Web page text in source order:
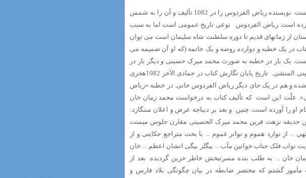
این کتاب تألیف محمد میرک بن مسعود الحسینى است. نویسنده ریاض الفردوس را در 1082 تألیف و آن را به شمس
کرده است. ریاض الفردوس
نوعی تاریخ عمومى است اما به سبب
از زمانهاى قدیم تا دوره سلطنت شاه سلیمان است می توان
در یک خطبه و دوازده روضه و یک خاتمه (که او آن ضمیمه می
یک بار در خطبه به صورت محمد میرک حسینى و دیگر بار در
انتهای کتاب به صورت محمد میرک بن مسعود حسینى المنشى. تاریخ پایان نگارش کتاب در جمادى الآخر 1082هجری
و هم در یک جای دیگر ریاض الفردوس خانی. در خطبه «ریاض
علّت این است که تألیف کتاب به درخواست محمد زمان خان
او را آورده است، چنین: و بعد بر دیباچه عرض و اعلان مى‏نگارد:
حدیقه نزهت ‏قرین محمد میرک الحسینى مقارن جلوس میمنت
از توارد هموم و تواتر غموم ... با بخت متراجع حکایتى و از
نواب فلک جناب خوانین مآب ... بیگلر بیگى انشان اعظم ... خان
خان ... به طلب بنده مسرت‏بخش خاطر حزین گردیده. بعد از
گشتم که مختصر ضابطه در بیان چگونگى بلاد فارس و